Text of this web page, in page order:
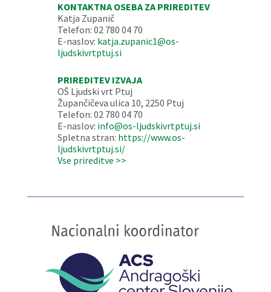
KONTAKTNA OSEBA ZA PRIREDITEV
Katja Zupanič
Telefon: 02 780 04 70
E-naslov: katja.zupanic1@os-
ljudskivrtptuj.si
PRIREDITEV IZVAJA
OŠ Ljudski vrt Ptuj
Župančičeva ulica 10, 2250 Ptuj
Telefon: 02 780 04 70
E-naslov: info@os-ljudskivrtptuj.si
Spletna stran: https://www.os-
ljudskivrtptuj.si/
Vse prireditve >>